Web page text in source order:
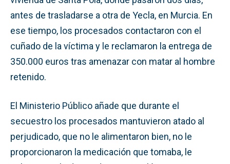
antes de trasladarse a otra de Yecla, en Murcia. En
ese tiempo, los procesados contactaron con el
cuñado de la víctima y le reclamaron la entrega de
350.000 euros tras amenazar con matar al hombre
retenido.
El Ministerio Público añade que durante el
secuestro los procesados mantuvieron atado al
perjudicado, que no le alimentaron bien, no le
proporcionaron la medicación que tomaba, le